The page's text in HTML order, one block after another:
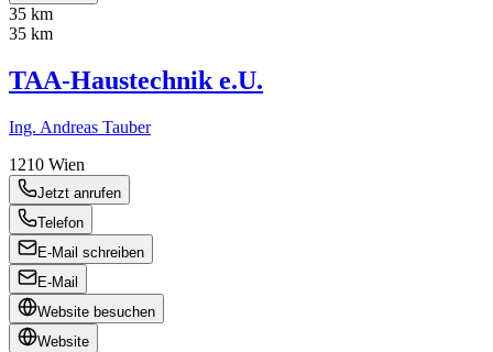
35 km
35 km
TAA-Haustechnik e.U.
Ing. Andreas Tauber
1210 Wien
Jetzt anrufen
Telefon
E-Mail schreiben
E-Mail
Website besuchen
Website